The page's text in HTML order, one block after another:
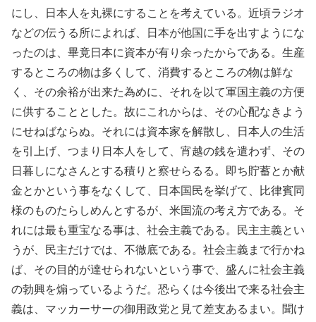
にし、日本人を丸裸にすることを考えている。近頃ラジオ
などの伝うる所によれば、日本が他国に手を出すようにな
ったのは、畢竟日本に資本が有り余ったからである。生産
するところの物は多くして、消費するところの物は鮮な
く、その余裕が出来た為めに、それを以て軍国主義の方便
に供することとした。故にこれからは、その心配なきよう
にせねばならぬ。それには資本家を解散し、日本人の生活
を引上げ、つまり日本人をして、宵越の銭を遣わず、その
日暮しになさんとする積りと察せらるる。即ち貯蓄とか献
金とかという事をなくして、日本国民を挙げて、比律賓同
様のものたらしめんとするが、米国流の考え方である。そ
れには最も重宝なる事は、社会主義である。民主主義とい
うが、民主だけでは、不徹底である。社会主義まで行かね
ば、その目的が達せられないという事で、盛んに社会主義
の勃興を煽っているようだ。恐らくは今後出で来る社会主
義は、マッカーサーの御用政党と見て差支あるまい。聞け